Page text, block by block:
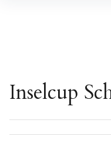
Inselcup